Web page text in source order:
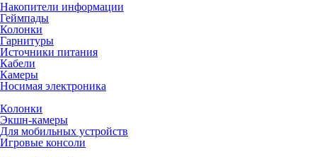
Накопители информации
Геймпады
Колонки
Гарнитуры
Источники питания
Кабели
Камеры
Носимая электроника
Колонки
Экшн-камеры
Для мобильных устройств
Игровые консоли